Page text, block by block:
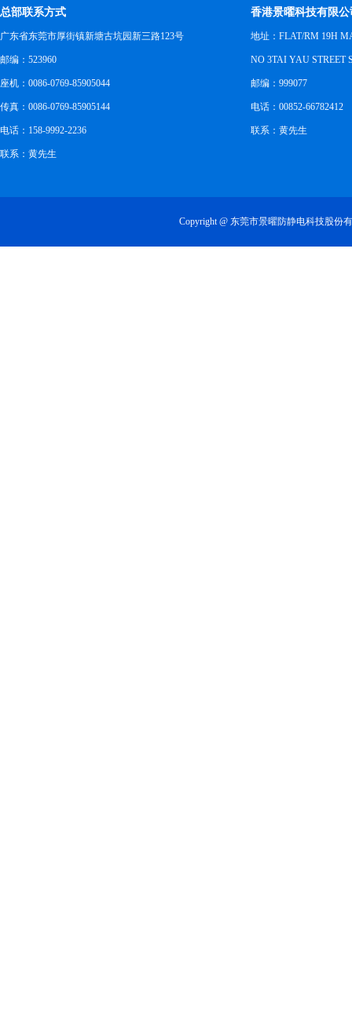
总部联系方式
广东省东莞市厚街镇新塘古坑园新三路123号
邮编：523960
座机：0086-0769-85905044
传真：0086-0769-85905144
电话：158-9992-2236
联系：黄先生
香港景曜科技有限公
地址：FLAT/RM 19H
NO 3TAI YAU STREET
邮编：999077
电话：00852-66782412
联系：黄先生
Copyright @ 东莞市景曜防静电科技股份